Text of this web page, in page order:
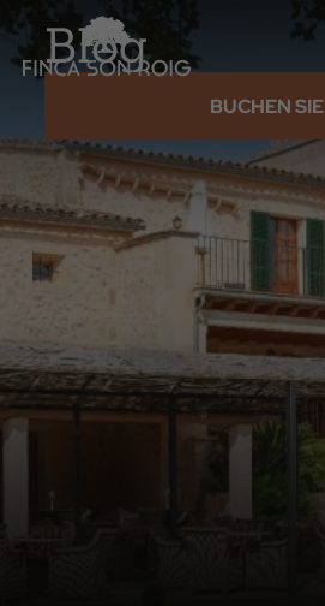
Blog
BUCHEN SIE